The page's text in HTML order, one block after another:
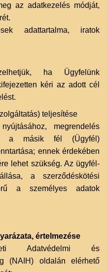
az adatkezelés módját,
adattartalma, iratok
ha Ügyfelünk
kéri az adott cél
teljesítése
megrendelés
a másik fél (Ügyfél)
ennek érdekében
lehet szükség. Az ügyfél-
a szerződéskötési
a személyes adatok
értelmezése
Adatvédelmi és
(NAIH) oldalán elérhető